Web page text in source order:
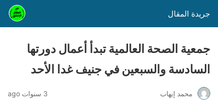
جريدة المقال
جمعية الصحة العالمية تبدأ أعمال دورتها
السادسة والسبعين في جنيف غدا الأحد
محمد إيهاب 3 سنوات ago